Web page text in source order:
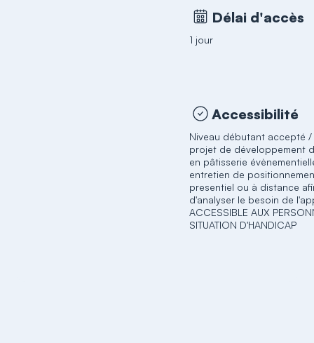
Délai d'accès
1 jour
Accessibilité
Niveau débutant accepté /
projet de développement
en pâtisserie
entretien de
presentiel ou à distance
d'analyser le besoin de
ACCESSIBLE AUX
SITUATION D'HANDICAP